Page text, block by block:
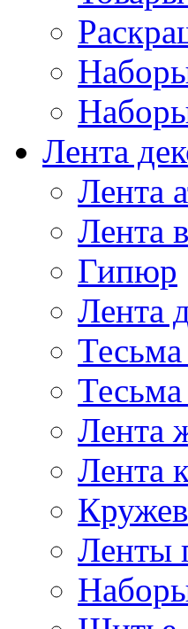
Лента
Лента
Лента
Гипюр
Лента
Тесьма
Лента
Лента
Ленты